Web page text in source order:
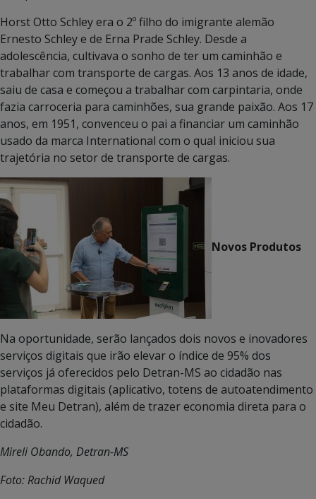
Horst Otto Schley era o 2º filho do imigrante alemão
Ernesto Schley e de Erna Prade Schley. Desde a
adolescência, cultivava o sonho de ter um caminhão e
trabalhar com transporte de cargas. Aos 13 anos de idade,
saiu de casa e começou a trabalhar com carpintaria, onde
fazia carroceria para caminhões, sua grande paixão. Aos 17
anos, em 1951, convenceu o pai a financiar um caminhão
usado da marca International com o qual iniciou sua
trajetória no setor de transporte de cargas.
Novos Produtos
Na oportunidade, serão lançados dois novos e inovadores
serviços digitais que irão elevar o índice de 95% dos
serviços já oferecidos pelo Detran-MS ao cidadão nas
plataformas digitais (aplicativo, totens de autoatendimento
e site Meu Detran), além de trazer economia direta para o
cidadão.
Mireli Obando, Detran-MS
Foto: Rachid Waqued